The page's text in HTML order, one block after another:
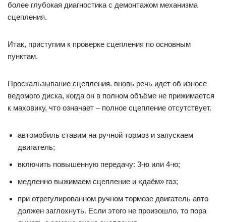
более глубокая диагностика с демонтажом механизма
сцепления.
Итак, приступим к проверке сцепления по основным
пунктам.
Проскальзывание сцепления. вновь речь идет об износе
ведомого диска, когда он в полном объёме не прижимается
к маховику, что означает – полное сцепление отсутствует.
автомобиль ставим на ручной тормоз и запускаем
двигатель;
включить повышенную передачу: 3-ю или 4-ю;
медленно выжимаем сцепление и «даём» газ;
при отрегулированном ручном тормозе двигатель авто
должен заглохнуть. Если этого не произошло, то пора